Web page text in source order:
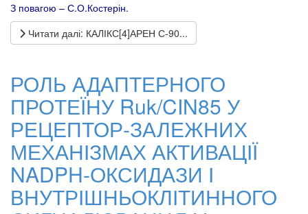
З повагою – С.О.Костерін.
Читати далі: КАЛІКС[4]АРЕН С-90...
РОЛЬ АДАПТЕРНОГО
ПРОТЕЇНУ Ruk/CIN85 У
РЕЦЕПТОР-ЗАЛЕЖНИХ
МЕХАНІЗМАХ АКТИВАЦІЇ
NADPH-ОКСИДАЗИ І
ВНУТРІШНЬОКЛІТИННОГО